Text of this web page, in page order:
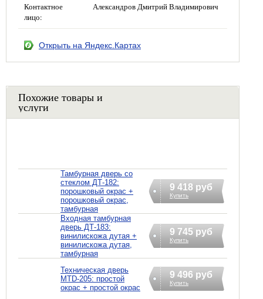
Контактное
лицо:
Александров Дмитрий Владимирович
Открыть на Яндекс.Картах
Похожие товары и
услуги
Тамбурная дверь со
стеклом ДТ-182:
порошковый окрас +
порошковый окрас,
тамбурная
9 418 руб
Купить
Входная тамбурная
дверь ДТ-183:
винилискожа дутая +
винилискожа дутая,
тамбурная
9 745 руб
Купить
Техническая дверь
MTD-205: простой
окрас + простой окрас
9 496 руб
Купить